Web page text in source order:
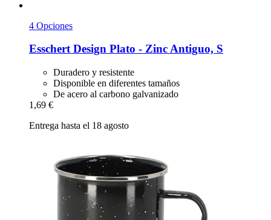
4 Opciones
Esschert Design Plato -​ Zinc Antiguo, S
Duradero y resistente
Disponible en diferentes tamaños
De acero al carbono galvanizado
1,69 €
Entrega hasta el 18 agosto